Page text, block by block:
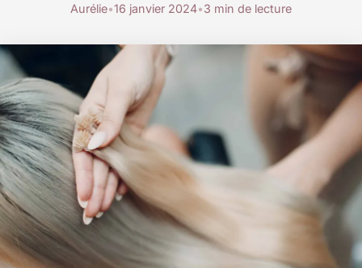
Aurélie•16 janvier 2024•3 min de lecture